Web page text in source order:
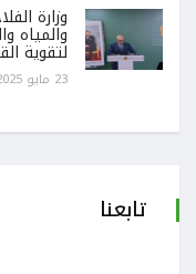
وزارة
والمياه
لتقوية
23 مايو 2025
تابعنا